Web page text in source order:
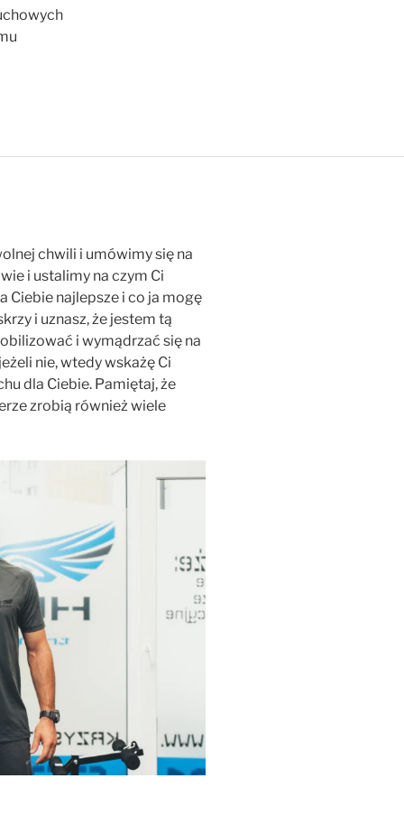
chwili i umówimy się na
i ustalimy na czym Ci
Ciebie najlepsze i co ja mogę
i uznasz, że jestem tą
i wymądrzać się na
nie, wtedy wskażę Ci
dla Ciebie. Pamiętaj, że
zrobią również wiele